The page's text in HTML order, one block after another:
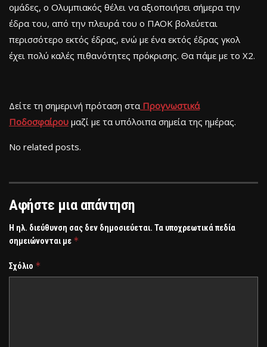
ομάδες, ο Ολυμπιακός θέλει να αξιοποιήσει σήμερα την
έδρα του, από την πλευρά του ο ΠΑΟΚ βολεύεται
περισσότερο εκτός έδρας, ενώ με ένα εκτός έδρας γκολ
έχει πολύ καλές πιθανότητες πρόκρισης. Θα πάμε με το Χ2.
Δείτε τη σημερινή πρόταση στα Προγνωστικά
Ποδοσφαίρου μαζί με τα υπόλοιπα σημεία της ημέρας.
No related posts.
Αφήστε μια απάντηση
Η ηλ. διεύθυνση σας δεν δημοσιεύεται. Τα υποχρεωτικά πεδία
σημειώνονται με *
Σχόλιο *